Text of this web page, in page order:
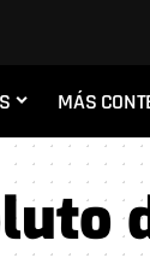
MÁS